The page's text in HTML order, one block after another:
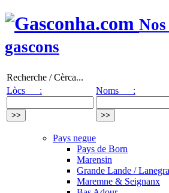
gascons
Recherche / Cèrca...
Lòcs :
Noms :
Pays negue
Pays de Born
Marensin
Grande Lande /
Maremne & Seignanx